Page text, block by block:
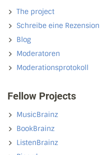
The project
Schreibe eine Rezension
Blog
Moderatoren
Moderationsprotokoll
Fellow Projects
MusicBrainz
BookBrainz
ListenBrainz